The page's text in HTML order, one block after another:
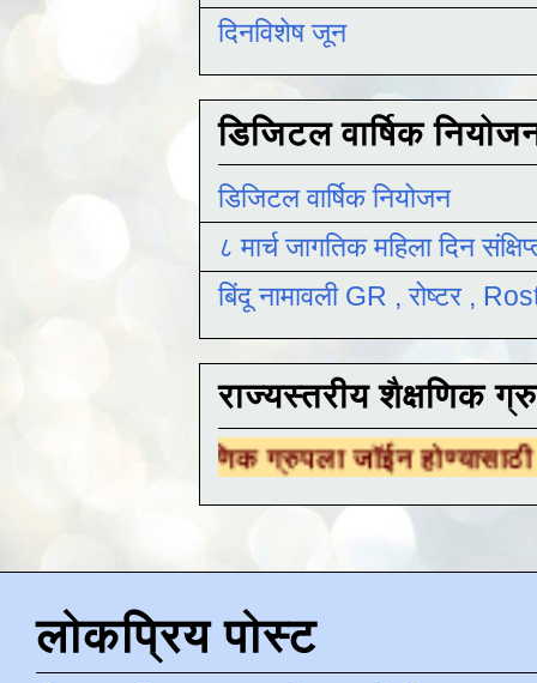
दिनविशेष जून
डिजिटल वार्षिक
डिजिटल वार्षिक नियोजन
८ मार्च जागतिक महिला दिन
बिंदू नामावली GR , रोष्टर ,
राज्यस्तरीय शैक्षणिक
ग्रुपला जॉईन होण्यासाठीयेथे क्लिक
लोकप्रिय पोस्ट